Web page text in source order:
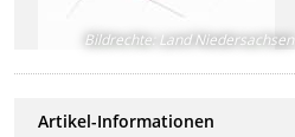
Bildrechte: Land Niedersachsen
Artikel-Informationen